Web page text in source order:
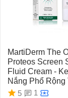
MartiDerm The
Proteos Screen
Fluid Cream -
Nắng Phổ Rộng
Ngừa Lão Hóa,
5
1